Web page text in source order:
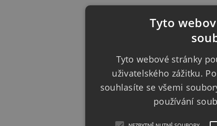
Tyto
Tyto webové stránky
uživatelského zážitku.
souhlasíte se všemi
používání